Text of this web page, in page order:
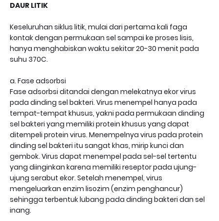
DAUR LITIK
Keseluruhan siklus litik, mulai dari pertama kali faga
kontak dengan permukaan sel sampai ke proses lisis,
hanya menghabiskan waktu sekitar 20-30 menit pada
suhu 370C.
a. Fase adsorbsi
Fase adsorbsi ditandai dengan melekatnya ekor virus
pada dinding sel bakteri. Virus menempel hanya pada
tempat-tempat khusus, yakni pada permukaan dinding
sel bakteri yang memiliki protein khusus yang dapat
ditempeli protein virus. Menempelnya virus pada protein
dinding sel bakteri itu sangat khas, mirip kunci dan
gembok. Virus dapat menempel pada sel-sel tertentu
yang diinginkan karena memiliki reseptor pada ujung-
ujung serabut ekor. Setelah menempel, virus
mengeluarkan enzim lisozim (enzim penghancur)
sehingga terbentuk lubang pada dinding bakteri dan sel
inang.